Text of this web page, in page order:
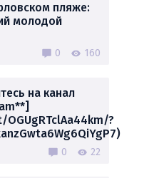
пляже:
молодой
0 160
на канал
?
0 22